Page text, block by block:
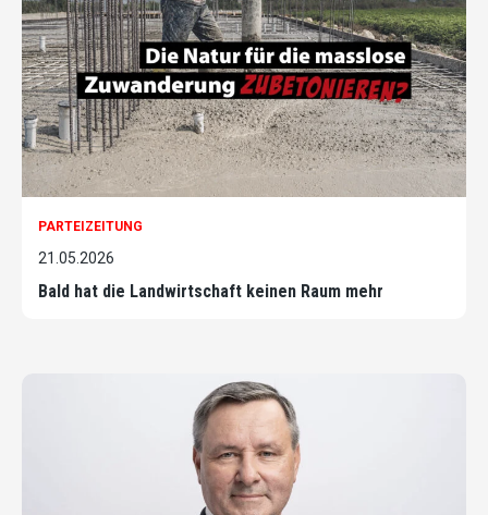
PARTEIZEITUNG
21.05.2026
Bald hat die Landwirtschaft keinen Raum mehr